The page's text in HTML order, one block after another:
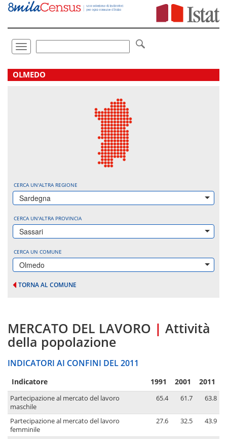
Vai
direttamente
Toggle
navigation
.
OLMEDO
CERCA UN'ALTRA REGIONE
Sardegna
CERCA UN'ALTRA PROVINCIA
Sassari
CERCA UN COMUNE
Olmedo
TORNA AL COMUNE
MERCATO DEL LAVORO | Attività
della popolazione
INDICATORI AI CONFINI DEL 2011
Indicatore 1991 2001 2011
Partecipazione al mercato del lavoro
maschile
65.4 61.7 63.8
Partecipazione al mercato del lavoro
femminile
27.6 32.5 43.9